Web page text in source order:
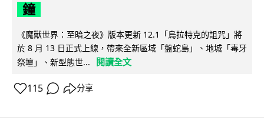
鐘
《魔獸世界：至暗之夜》版本更新 12.1「烏拉特克的詛咒」將
於 8 月 13 日正式上線，帶來全新區域「盤蛇島」、地城「毒牙
祭壇」、新型態世...
閱讀全文
115 分享